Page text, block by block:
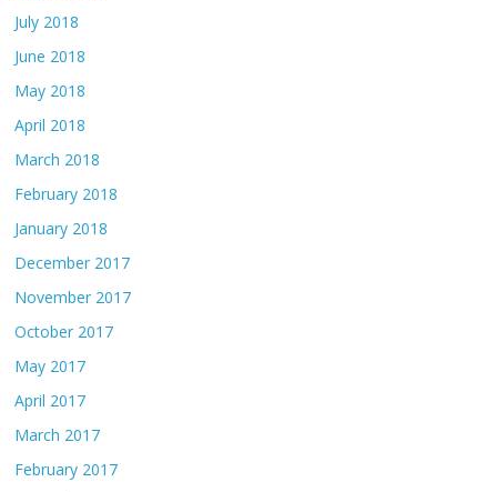
July 2018
June 2018
May 2018
April 2018
March 2018
February 2018
January 2018
December 2017
November 2017
October 2017
May 2017
April 2017
March 2017
February 2017